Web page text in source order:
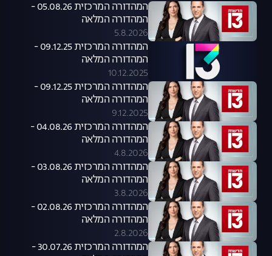
המהדורה המרכזית 05.08.26 -
המהדורה המלאה
5.8.2026
המהדורה המרכזית 09.12.25 -
המהדורה המלאה
10.12.2025
המהדורה המרכזית 09.12.25 -
המהדורה המלאה
9.12.2025
המהדורה המרכזית 04.08.26 -
המהדורה המלאה
4.8.2026
המהדורה המרכזית 03.08.26 -
המהדורה המלאה
3.8.2026
המהדורה המרכזית 02.08.26 -
המהדורה המלאה
2.8.2026
המהדורה המרכזית 30.07.26 -